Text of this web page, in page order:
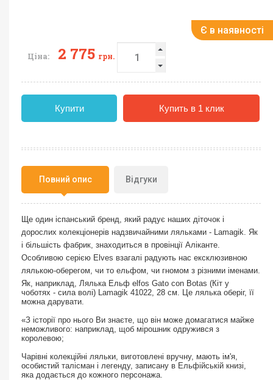
Є в наявності
Ціна: 2 775 грн.
Купити Купить в 1 клик
Повний опис Відгуки
Ще один іспанський бренд, який радує наших діточок і
дорослих колекціонерів надзвичайними ляльками - Lamagik. Як
і більшість фабрик, знаходиться в провінції Аліканте.
Особливою серією Elves взагалі радують нас ексклюзивною
лялькою-оберегом, чи то ельфом, чи гномом з різними іменами.
Як, наприклад, Лялька Ельф elfos Gato con Botas (Кіт у
чоботях - сила волі) Lamagik 41022, 28 см. Це лялька оберіг, її
можна дарувати.
«З історії про нього Ви знаєте, що він може домагатися майже
неможливого: наприклад, щоб мірошник одружився з
королевою;
Чарівні колекційні ляльки, виготовлені вручну, мають ім'я,
особистий талісман і легенду, записану в Ельфійській книзі,
яка додається до кожного персонажа.